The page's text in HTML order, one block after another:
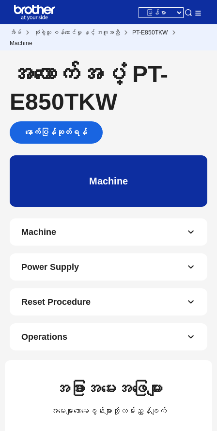
အိမ် သုံးစွဲသူ ဝန်ဆောင်မှု နှင့် အကူအညီ
PT-E850TKW
Machine
အထောက်အပံ့ PT-
E850TKW
နောက်ပြန်ဆုတ်ရန်
Machine
Machine
Power Supply
Reset Procedure
Operations
အခြားအမေးအဖြေများ
အမေးများသောမေးခွန်းများသို့လမ်းညွှန်ချက်